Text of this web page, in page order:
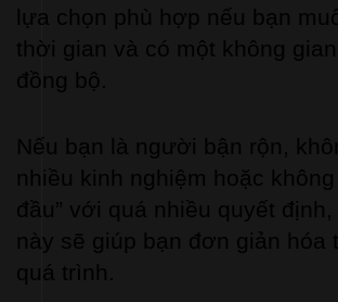
lựa chọn phù hợp nếu bạn
thời gian và có một không
đồng bộ.
Nếu bạn là người bận rộn,
nhiều kinh nghiệm hoặc không
đầu” với quá nhiều quyết
này sẽ giúp bạn đơn giản hóa
quá trình.